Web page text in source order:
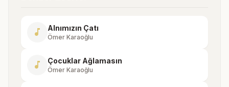
music_note Alnımızın Çatı
Ömer Karaoğlu
music_note Çocuklar Ağlamasın
Ömer Karaoğlu